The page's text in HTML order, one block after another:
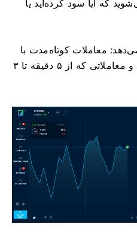
که آیا سود کرده‌اید یا
می‌دهد: معاملات کوتاه‌مدت با
زمان انقضای حداکثر ۵ دقیقه و معاملاتی که از ۵ دقیقه تا ۳